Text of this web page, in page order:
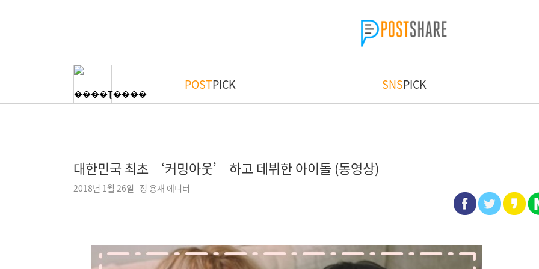
POSTPICK SNSPICK
대한민국 최초 ‘커밍아웃’ 하고 데뷔한 아이돌 (동영상)
2018년 1월 26일 정 용재 에디터